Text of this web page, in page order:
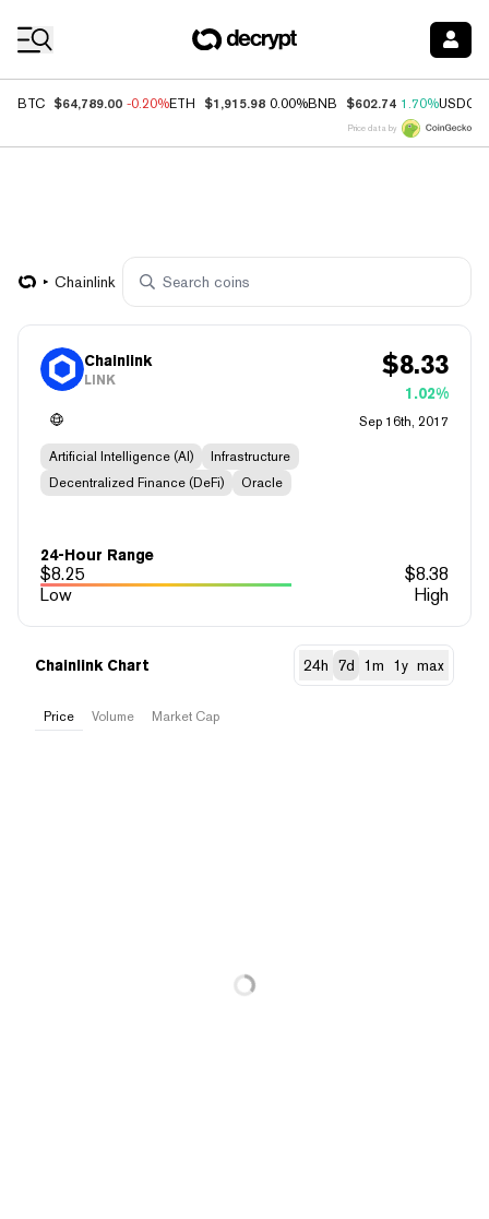
BTC $64,789.00 -0.20%ETH $1,915.98 0.00%BNB $602.74 1.70%USDC
Price data by
Chainlink
Chainlink
LINK $8.33
1.02%
Sep 16th, 2017
Artificial Intelligence (AI)
Infrastructure
Decentralized Finance (DeFi)
Oracle
24-Hour Range
$8.25 $8.38
Low
High
Chainlink Chart 24h 7d 1m 1y max
Price Volume Market Cap